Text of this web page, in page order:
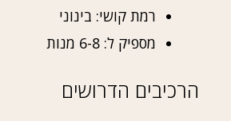
רמת קושי: בינוני
מספיק ל: 6-8 מנות
הרכיבים הדרושים